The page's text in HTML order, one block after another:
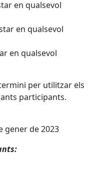
en qualsevol
en qualsevol
en qualsevol
per utilitzar els
participants.
gener de 2023